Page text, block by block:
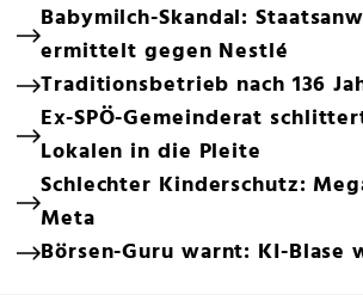
Babymilch-Skandal:
ermittelt gegen Nestlé
Traditionsbetrieb nach 136
Ex-SPÖ-Gemeinderat
Lokalen in die Pleite
Schlechter Kinderschutz:
Meta
Börsen-Guru warnt: KI-Blase